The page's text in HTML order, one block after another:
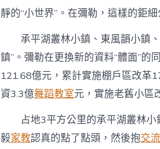
靜的“小世界”。在彌勒，這樣的鉅
承平湖叢林小鎮、東風韻小鎮
鎮”。彌勒在更換新的資料“體面”的
121.68億元，累計實施棚戶區改革
資3.3億舞蹈教室元，實施老舊小區
占地3平方公里的承平湖叢林
毅家教認真的點了點頭，然後抱交流